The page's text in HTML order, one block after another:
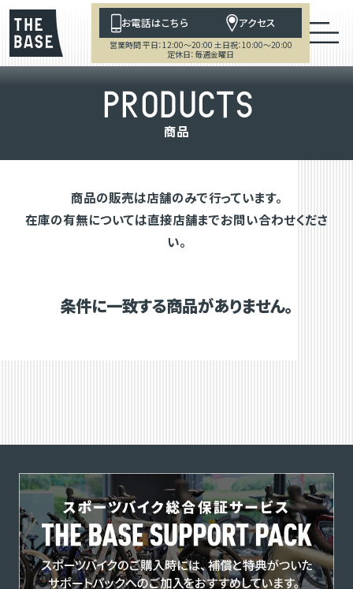
お電話はこちら アクセス
営業時間 平日：12:00～20:00 土日祝：10:00～20:00
定休日：毎週金曜日
PRODUCTS
商品
商品の販売は店舗のみで行っています。
在庫の有無については直接店舗までお問い合わせくださ
い。
条件に一致する商品がありません。